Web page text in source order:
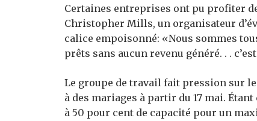
Certaines entreprises ont pu profiter
Christopher Mills, un organisateur
calice empoisonné: «Nous sommes
prêts sans aucun revenu généré. . .
Le groupe de travail fait pression sur
à des mariages à partir du 17 mai.
à 50 pour cent de capacité pour un